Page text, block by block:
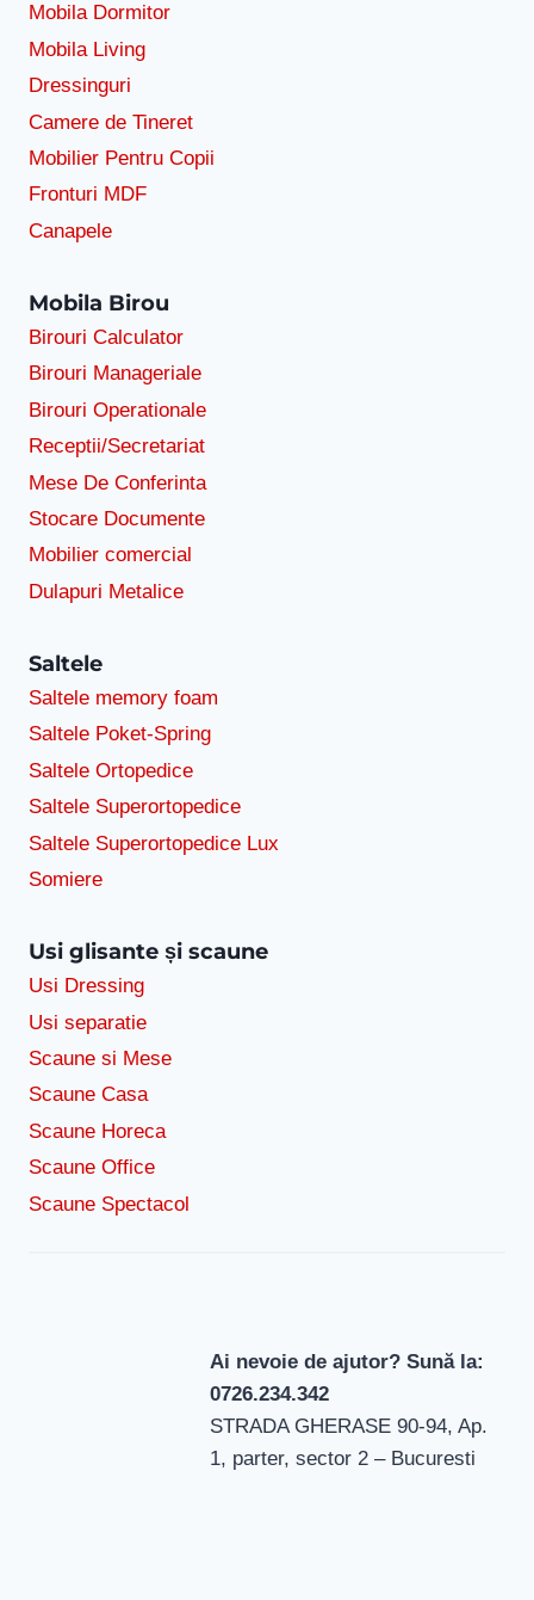
Mobila Dormitor
Mobila Living
Dressinguri
Camere de Tineret
Mobilier Pentru Copii
Fronturi MDF
Canapele
Mobila Birou
Birouri Calculator
Birouri Manageriale
Birouri Operationale
Receptii/Secretariat
Mese De Conferinta
Stocare Documente
Mobilier comercial
Dulapuri Metalice
Saltele
Saltele memory foam
Saltele Poket-Spring
Saltele Ortopedice
Saltele Superortopedice
Saltele Superortopedice Lux
Somiere
Usi glisante și scaune
Usi Dressing
Usi separatie
Scaune si Mese
Scaune Casa
Scaune Horeca
Scaune Office
Scaune Spectacol
Ai nevoie de ajutor? Sună la:
0726.234.342
STRADA GHERASE 90-94, Ap.
1, parter, sector 2 – Bucuresti